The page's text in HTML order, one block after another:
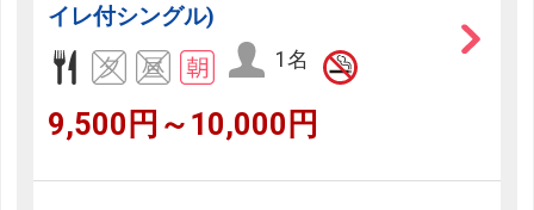
イレ付シングル)
1名
9,500円～10,000円